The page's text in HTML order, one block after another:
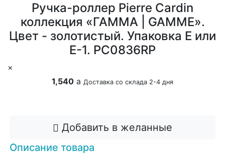
Ручка-роллер Pierre Cardin
коллекция «ГАММА | GAMME».
Цвет - золотистый. Упаковка Е или
Е-1. PC0836RP
×
1,540 a Доставка со склада 2-4 дня
Добавить в желанные
Описание товара